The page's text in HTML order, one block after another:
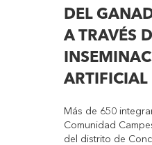
DEL
A TRAVÉS
ARTIFICIAL
Más de 650
Comunidad
del distrito de